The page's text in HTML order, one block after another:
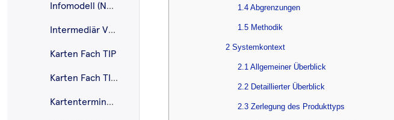
Infomodell (NFDM)
Intermediär VSDM
Karten Fach TIP
Karten Fach TIP G2.1
Kartenterminal eHealth
1.4 Abgrenzungen
1.5 Methodik
2 Systemkontext
2.1 Allgemeiner Überblick
2.2 Detaillierter Überblick
2.3 Zerlegung des Produkttyps